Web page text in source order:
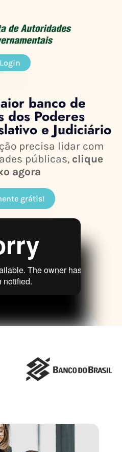
Login
banco de
dos Poderes
e Judiciário
precisa lidar com
públicas, clique
agora
grátis!